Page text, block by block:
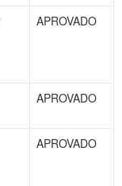
APROVADO
APROVADO
APROVADO